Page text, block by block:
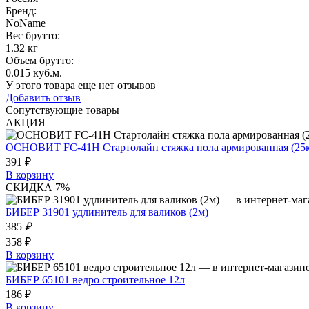
Бренд:
NoName
Вес брутто:
1.32 кг
Объем брутто:
0.015 куб.м.
У этого товара еще нет отзывов
Добавить отзыв
Сопутствующие товары
АКЦИЯ
ОСНОВИТ FC-41H Стартолайн стяжка пола армированная
391 ₽
В корзину
СКИДКА 7%
БИБЕР 31901 удлинитель для валиков (2м)
385 ₽
358 ₽
В корзину
БИБЕР 65101 ведро строительное 12л
186 ₽